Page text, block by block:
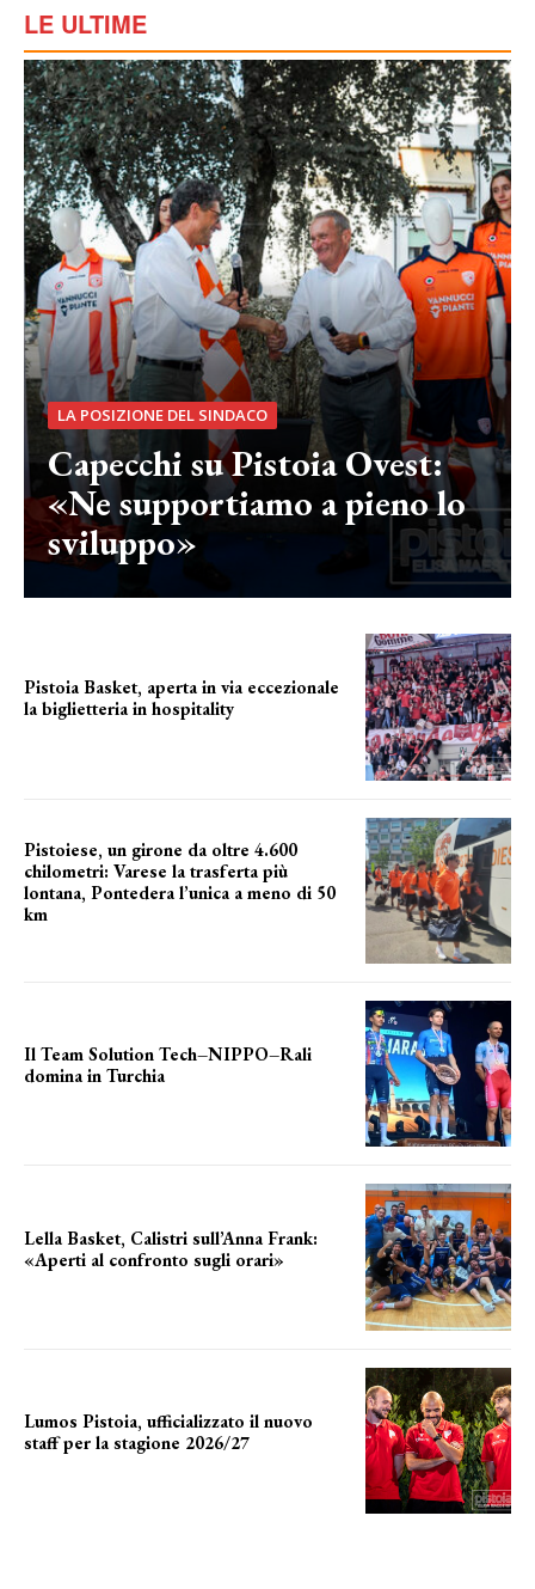
LE ULTIME
LA POSIZIONE DEL SINDACO
Capecchi su Pistoia Ovest:
«Ne supportiamo a pieno lo
sviluppo»
Pistoia Basket, aperta in via eccezionale
la biglietteria in hospitality
Pistoiese, un girone da oltre 4.600
chilometri: Varese la trasferta più
lontana, Pontedera l’unica a meno di 50
km
Il Team Solution Tech–NIPPO–Rali
domina in Turchia
Lella Basket, Calistri sull’Anna Frank:
«Aperti al confronto sugli orari»
Lumos Pistoia, ufficializzato il nuovo
staff per la stagione 2026/27